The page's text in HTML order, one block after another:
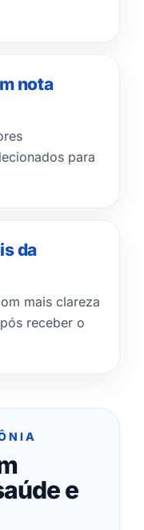
nota
para
da
mais clareza
receber o
e